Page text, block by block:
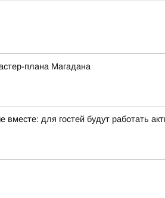
плана Магадана
для гостей будут работать